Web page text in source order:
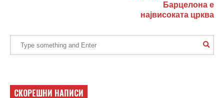
Барцелона е
највисоката црква
СКОРЕШНИ НАПИСИ